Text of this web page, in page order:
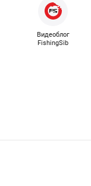
Видеоблог
FishingSib